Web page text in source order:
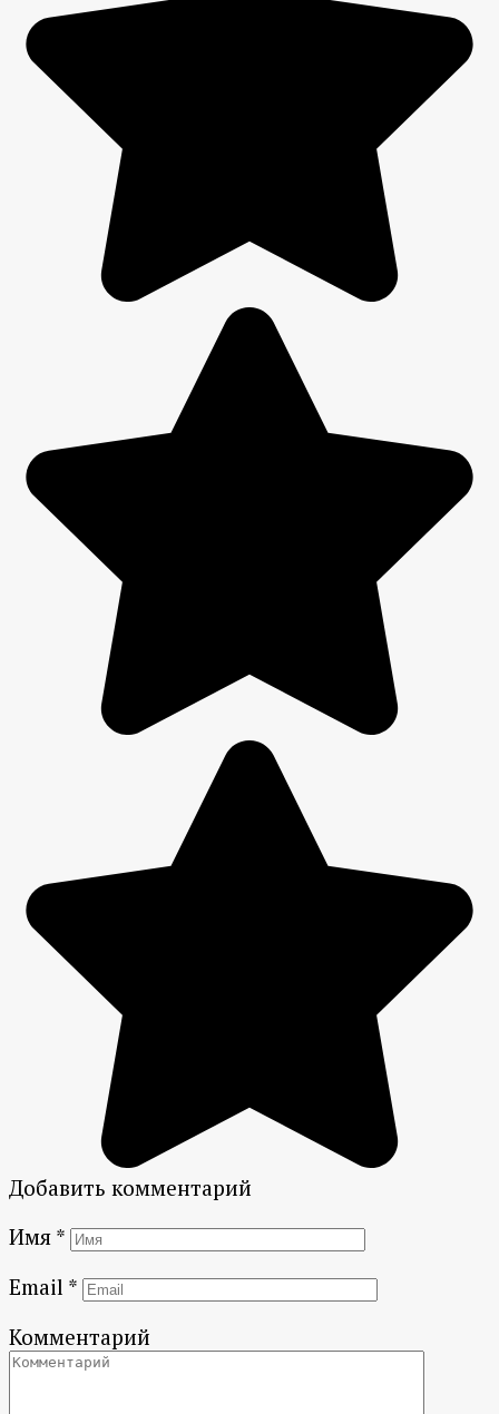
Добавить комментарий
Имя *
Email *
Комментарий